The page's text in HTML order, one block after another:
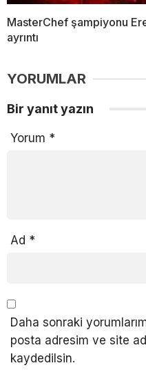
MasterChef şampiyonu
ayrıntı
YORUMLAR
Bir yanıt yazın
Yorum *
Ad *
Daha sonraki
posta adresim ve site
kaydedilsin.